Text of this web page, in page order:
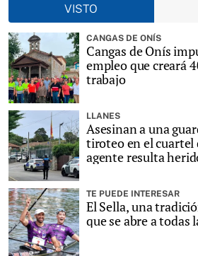
VISTO
CANGAS DE ONÍS
Cangas de Onís
empleo que creará
trabajo
LLANES
Asesinan a una
tiroteo en el cuartel
agente resulta
TE PUEDE INTERESAR
El Sella, una
que se abre a todas